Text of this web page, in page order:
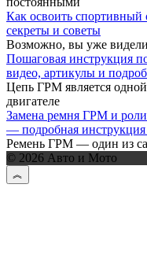
Как освоить
секреты и советы
Возможно, вы уже
Пошаговая инструкция
видео, артикулы и
Цепь ГРМ является
двигателе
Замена ремня ГРМ и
— подробная
Ремень ГРМ — один из
© 2026 Авто и Мото